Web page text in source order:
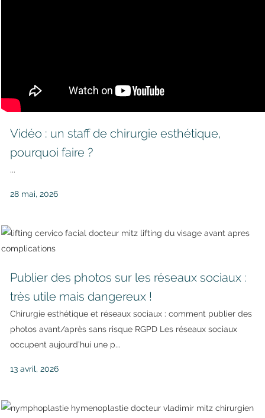
Vidéo : un staff de chirurgie esthétique,
pourquoi faire ?
...
28 mai, 2026
Publier des photos sur les réseaux sociaux :
très utile mais dangereux !
Chirurgie esthétique et réseaux sociaux : comment publier des
photos avant/après sans risque RGPD Les réseaux sociaux
occupent aujourd’hui une p...
13 avril, 2026